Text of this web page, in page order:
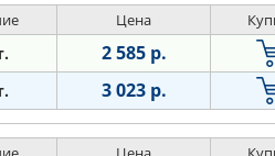
Цена
2 585 р.
3 023 р.